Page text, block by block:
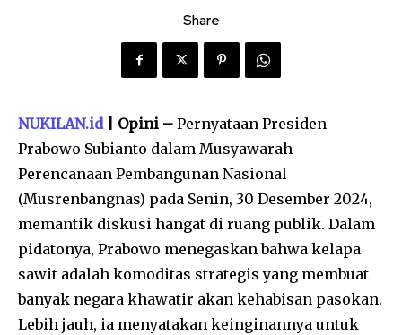
Share
NUKILAN.id| Opini – Pernyataan Presiden
Prabowo Subianto dalam Musyawarah
Perencanaan Pembangunan Nasional
(Musrenbangnas) pada Senin, 30 Desember 2024,
memantik diskusi hangat di ruang publik. Dalam
pidatonya, Prabowo menegaskan bahwa kelapa
sawit adalah komoditas strategis yang membuat
banyak negara khawatir akan kehabisan pasokan.
Lebih jauh, ia menyatakan keinginannya untuk